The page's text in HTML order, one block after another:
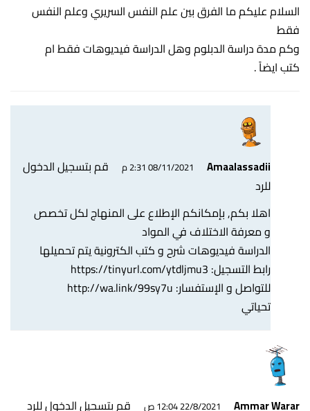
السلام عليكم ما الفرق بين علم النفس السريري وعلم النفس
فقط
وكم مدة دراسة الدبلوم وهل الدراسة فيديوهات فقط ام
كتب ايضاً .
Amaalassadii 08/11/2021 2:31 م
قم بتسجيل الدخول
للرد
اهلا بكم, بإمكانكم الإطلاع على المنهاج لكل تخصص
و معرفة الاختلاف في المواد
الدراسة فيديوهات شرح و كتب الكترونية يتم تحميلها
رابط التسجيل: https://tinyurl.com/ytdljmu3
للتواصل و الإستفسار: http://wa.link/99sy7u
تحياتي
Ammar Warar 22/8/2021 12:04 ص قم بتسجيل الدخول للرد